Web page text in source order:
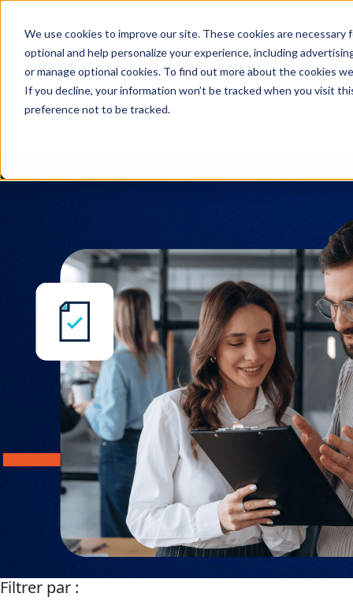
We use cookies to improve our site. These cookies are
optional and help personalize your experience, including
or manage optional cookies. To find out more about the cookies
If you decline, your information won’t be tracked when you visit
preference not to be tracked.
Recherche
Recherche
Filtrer par :